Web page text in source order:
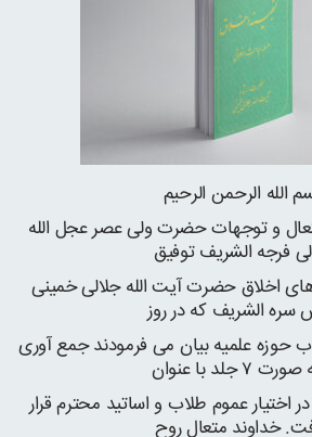
الله الرحمن الرحیم
و توجهات حضرت ولی عصر عجل الله
فرجه الشریف توفیق
اخلاق حضرت آیت الله جلالی خمینی
الشریف که در روز
حوزه علمیه بیان می فرمودند جمع آوری
۷ جلد با عنوان
اختیار عموم طلاب و اساتید محترم قرار
خداوند متعال روح